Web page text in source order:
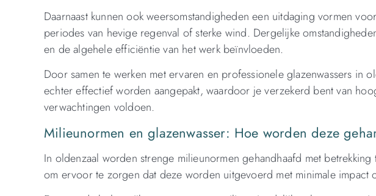
Daarnaast kunnen ook weersomstandigheden een uitdaging vormen
periodes van hevige regenval of sterke wind. Dergelijke
en de algehele efficiëntie van het werk beïnvloeden.
Door samen te werken met ervaren en professionele glazenwassers in
echter effectief worden aangepakt, waardoor je verzekerd bent van
verwachtingen voldoen.
Milieunormen en glazenwasser: Hoe worden deze
In oldenzaal worden strenge milieunormen gehandhaafd met
om ervoor te zorgen dat deze worden uitgevoerd met minimale impact